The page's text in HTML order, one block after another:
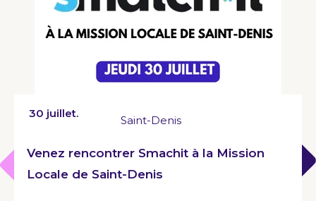
30 juillet.
Saint-Denis
Venez rencontrer Smachit à la Mission
Locale de Saint-Denis